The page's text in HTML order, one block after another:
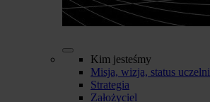
Kim jesteśmy
Misja, wizja, status uczelni
Strategia
Założyciel